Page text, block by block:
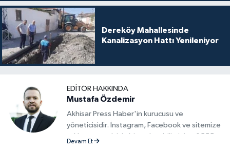
Dereköy Mahallesinde
Kanalizasyon Hattı Yenileniyor
EDITÖR HAKKINDA
Mustafa Özdemir
Akhisar Press Haber'in kurucusu ve
yöneticisidir. İnstagram, Facebook ve sitemize
reklam vermek için bize ulaşabilirsiniz - 0555
Devam Et